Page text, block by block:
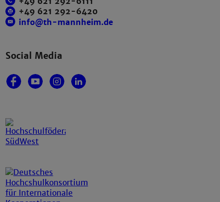
+49 621 292-6420
info@th-mannheim.de
Social Media